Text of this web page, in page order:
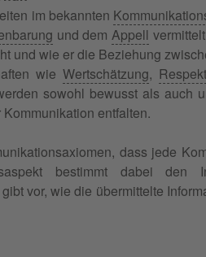
im bekannten
und dem Appell
und wie er die Beziehung
wie Wertschätzung, Respekt
sowohl bewusst als auch
Kommunikation entfalten.
dass jede
bestimmt dabei
vor, wie die übermittelte